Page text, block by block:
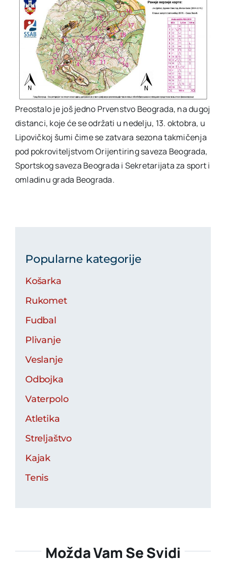
Preostalo je još jedno Prvenstvo Beograda, na dugoj
distanci, koje će se održati u nedelju, 13. oktobra, u
Lipovičkoj šumi čime se zatvara sezona takmičenja
pod pokroviteljstvom Orijentiring saveza Beograda,
Sportskog saveza Beograda i Sekretarijata za sport i
omladinu grada Beograda.
Popularne kategorije
Košarka
Rukomet
Fudbal
Plivanje
Veslanje
Odbojka
Vaterpolo
Atletika
Streljaštvo
Kajak
Tenis
Možda Vam Se Svidi